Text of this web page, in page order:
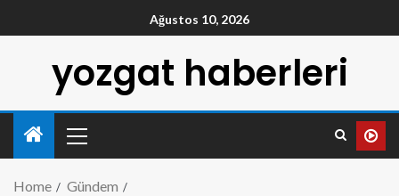
Ağustos 10, 2026
yozgat haberleri
Home
Gündem